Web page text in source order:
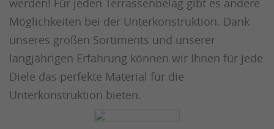
werden! Für jeden Terrassenbelag gibt es andere
Möglichkeiten bei der Unterkonstruktion. Dank
unseres großen Sortiments und unserer
langjährigen Erfahrung können wir Ihnen für jede
Diele das perfekte Material für die
Unterkonstruktion bieten.